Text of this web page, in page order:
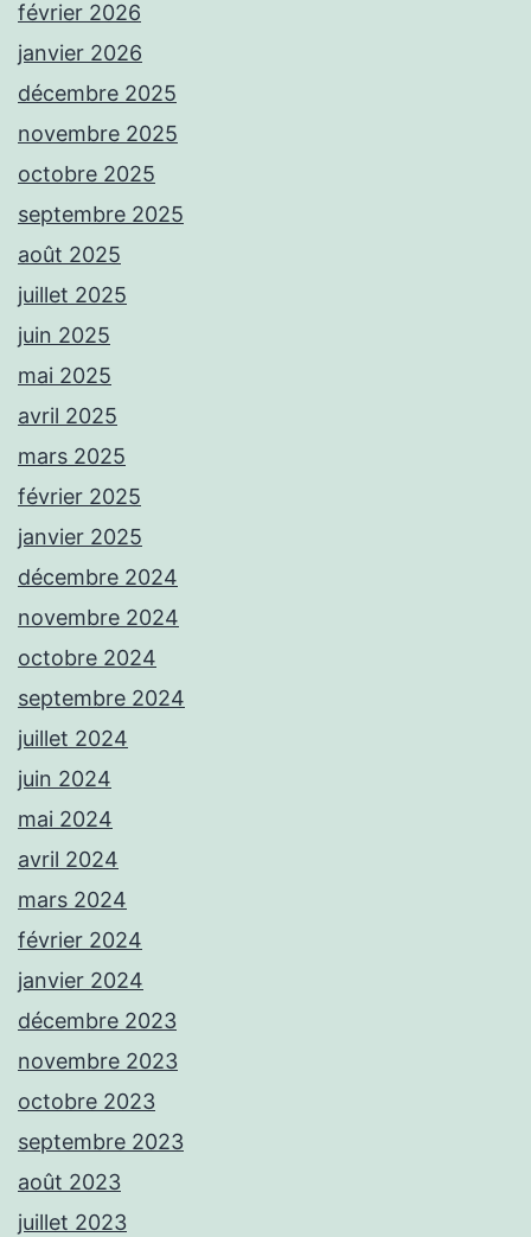
février 2026
janvier 2026
décembre 2025
novembre 2025
octobre 2025
septembre 2025
août 2025
juillet 2025
juin 2025
mai 2025
avril 2025
mars 2025
février 2025
janvier 2025
décembre 2024
novembre 2024
octobre 2024
septembre 2024
juillet 2024
juin 2024
mai 2024
avril 2024
mars 2024
février 2024
janvier 2024
décembre 2023
novembre 2023
octobre 2023
septembre 2023
août 2023
juillet 2023